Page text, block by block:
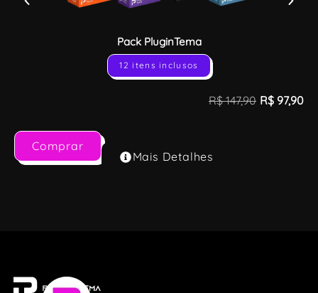
Pack PluginTema
12 itens inclusos
R$147,90 R$ 97,90
Comprar
Mais Detalhes